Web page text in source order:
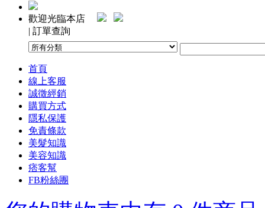
歡迎光臨本店
| 訂單查詢
首頁
線上客服
誠徵經銷
購買方式
隱私保護
免責條款
美髮知識
美容知識
痞客幫
FB粉絲團